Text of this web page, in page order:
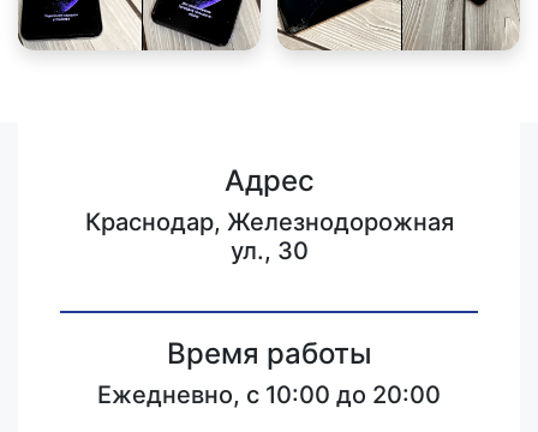
Адрес
Краснодар, Железнодорожная
ул., 30
Время работы
Ежедневно, с 10:00 до 20:00